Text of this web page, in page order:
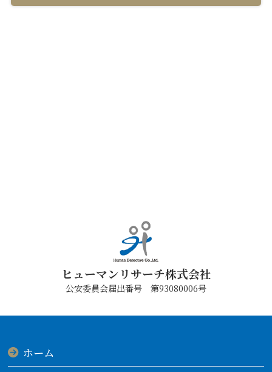
ヒューマンリサーチ株式会社
公安委員会届出番号 第93080006号
ホーム